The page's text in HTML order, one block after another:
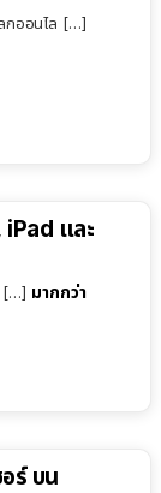
กออนไล […]
และ
[…] มากกว่า
ร์ บน